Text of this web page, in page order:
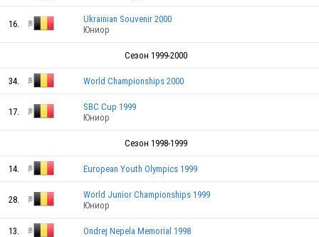
BEL
BEL
BEL
BEL
16.
Ukrainian Souvenir 2000
Юниор
Сезон 1999-2000
34. World Championships 2000
17.
SBC Cup 1999
Юниор
Сезон 1998-1999
14. European Youth Olympics 1999
28.
World Junior Championships 1999
Юниор
13. Ondrej Nepela Memorial 1998